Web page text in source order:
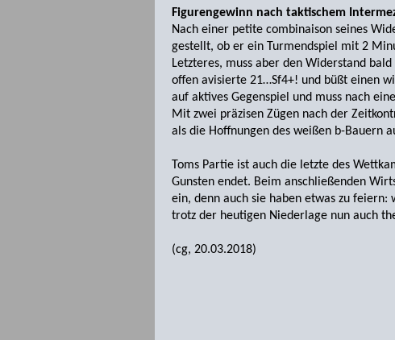
Figurengewinn nach taktischem
Nach einer petite combinaison seines
gestellt, ob er ein Turmendspiel mit 2
Letzteres, muss aber den Widerstand
offen avisierte 21…Sf4+! und büßt einen
auf aktives Gegenspiel und muss nach
Mit zwei präzisen Zügen nach der
als die Hoffnungen des weißen b-Bauern
Toms Partie ist auch die letzte des
Gunsten endet. Beim anschließenden
ein, denn auch sie haben etwas zu feiern:
trotz der heutigen Niederlage nun auch
(cg, 20.03.2018)